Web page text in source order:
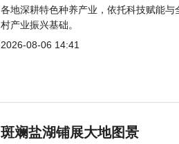
各地深耕特色种养产业，依托科技赋能
村产业振兴基础。
2026-08-06 14:41
斑斓盐湖铺展大地图景